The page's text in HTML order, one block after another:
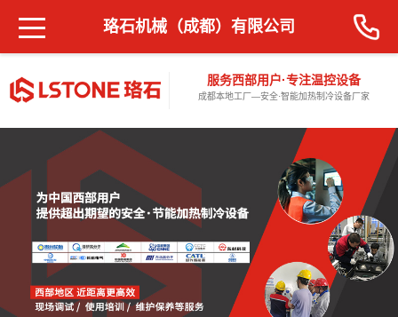
服务西部用户·专注温控设备
成都本地工厂—安全·智能加热制冷设备厂家
珞石机械（成都）有限公司